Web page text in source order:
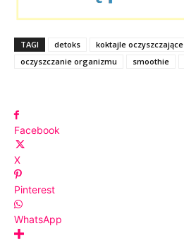
TAGI detoks koktajle oczyszczające
oczyszczanie organizmu
smoothie
Facebook
X
Pinterest
WhatsApp